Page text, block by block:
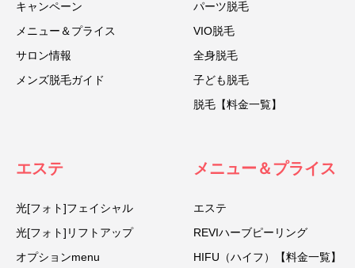
キャンペーン
メニュー＆プライス
サロン情報
メンズ脱毛ガイド
パーツ脱毛
VIO脱毛
全身脱毛
子ども脱毛
脱毛【料金一覧】
エステ
光[フォト]フェイシャル
光[フォト]リフトアップ
オプションmenu
メニュー＆プライス
エステ
REVIハーブピーリング
HIFU（ハイフ）【料金一覧】